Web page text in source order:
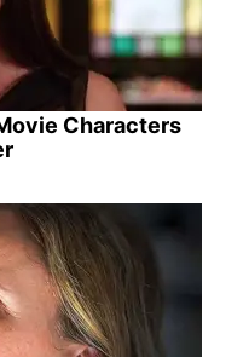
Characters